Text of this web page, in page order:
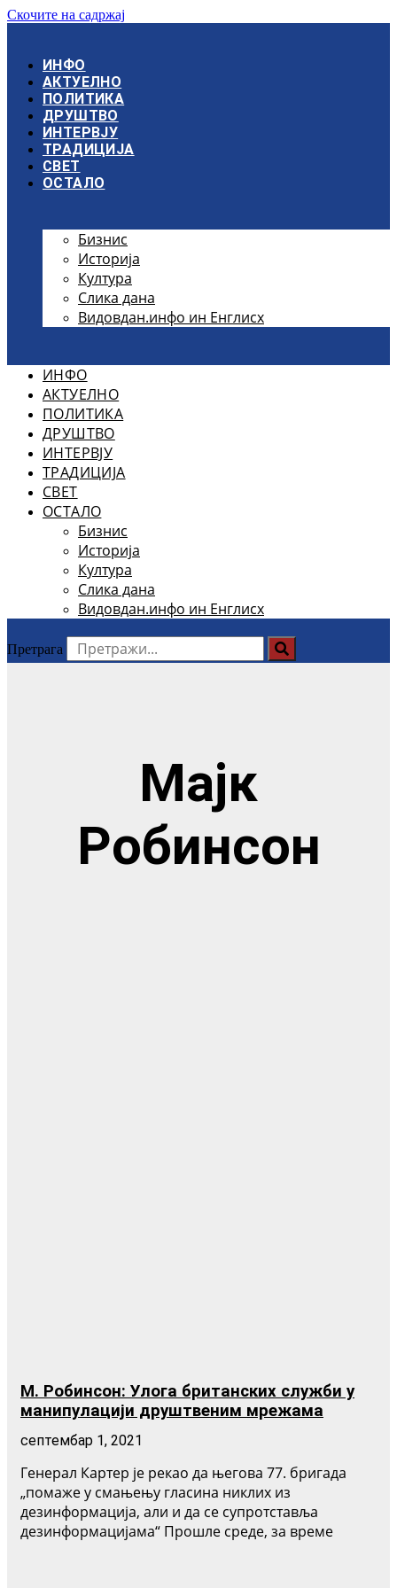
Скочите на садржај
ИНФО
АКТУЕЛНО
ПОЛИТИКА
ДРУШТВО
ИНТЕРВЈУ
ТРАДИЦИЈА
СВЕТ
ОСТАЛО
Бизнис
Историја
Култура
Слика дана
Видовдан.инфо ин Енглисх
ИНФО
АКТУЕЛНО
ПОЛИТИКА
ДРУШТВО
ИНТЕРВЈУ
ТРАДИЦИЈА
СВЕТ
ОСТАЛО
Бизнис
Историја
Култура
Слика дана
Видовдан.инфо ин Енглисх
Претрага
Мајк
Робинсон
М. Робинсон: Улога британских служби у
манипулацији друштвеним мрежама
септембар 1, 2021
Генерал Картер је рекао да његова 77. бригада
„помаже у смањењу гласина никлих из
дезинформација, али и да се супротставља
дезинформацијама“ Прошле среде, за време